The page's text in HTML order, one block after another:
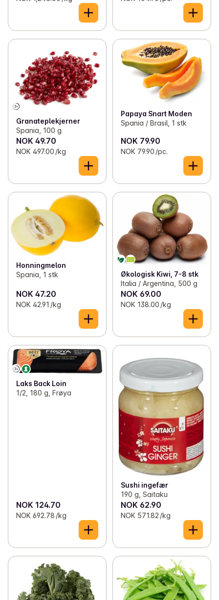
Granateplekjerner
Spania, 100 g
NOK 49.70
NOK 497.00 /kg
Papaya Snart Moden
Spania / Brasil, 1 stk
NOK 79.90
NOK 79.90 /pc.
Honningmelon
Spania, 1 stk
NOK 47.20
NOK 42.91 /kg
Økologisk Kiwi, 7-8 stk
Italia / Argentina, 500 g
NOK 69.00
NOK 138.00 /kg
Laks Back Loin
1/2, 180 g, Frøya
NOK 124.70
NOK 692.78 /kg
Sushi ingefær
190 g, Saitaku
NOK 62.90
NOK 571.82 /kg